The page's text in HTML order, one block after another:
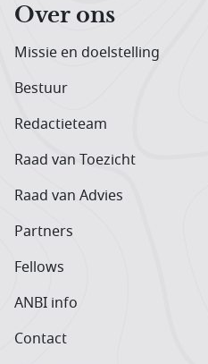
Over ons
Missie en doelstelling
Bestuur
Redactieteam
Raad van Toezicht
Raad van Advies
Partners
Fellows
ANBI info
Contact